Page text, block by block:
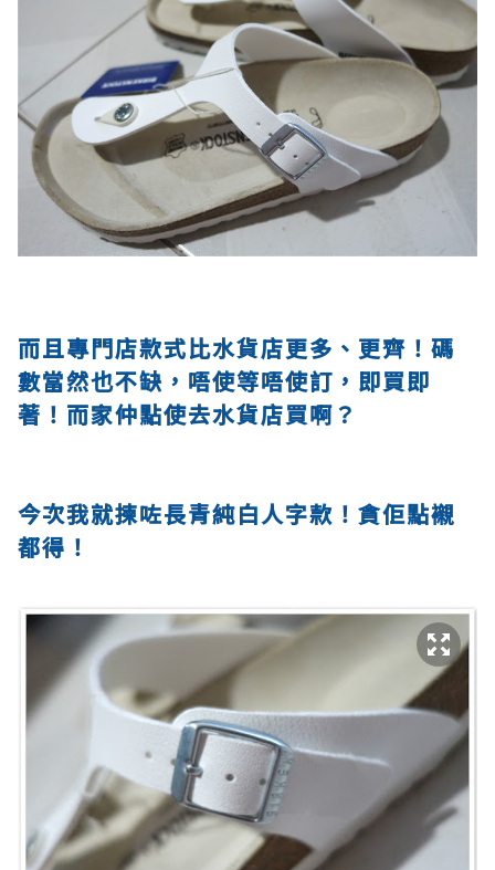
而且專門店款式比水貨店更多、更齊！碼
數當然也不缺，唔使等唔使訂，即買即
著！而家仲點使去水貨店買啊？
今次我就揀咗長青純白人字款！貪佢點襯
都得！